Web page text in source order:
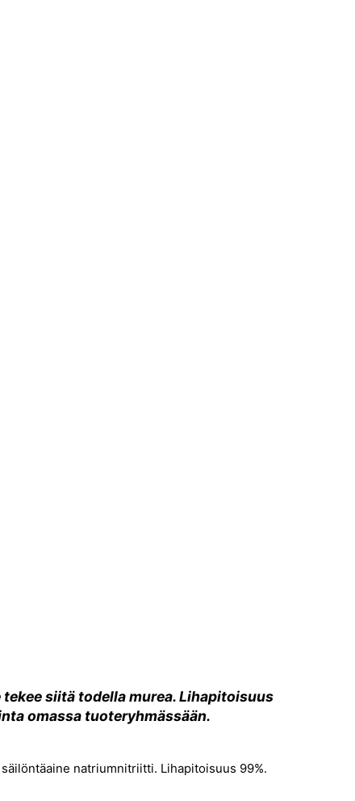
siitä todella murea. Lihapitoisuus
omassa tuoteryhmässään.
natriumnitriitti. Lihapitoisuus 99%.